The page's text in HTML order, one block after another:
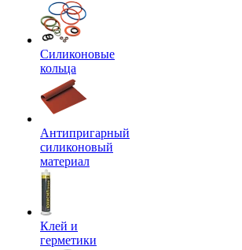
Силиконовые
кольца
Антипригарный
силиконовый
материал
Клей и
герметики